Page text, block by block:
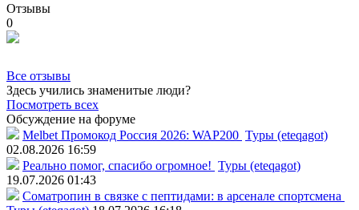
Отзывы
0
Все отзывы
Здесь учились знаменитые люди?
Посмотреть всех
Обсуждение на форуме
Melbet Промокод Россия 2026: WAP200 Туры (eteqagot)
02.08.2026 16:59
Реально помог, спасибо огромное! Туры (eteqagot)
19.07.2026 01:43
Соматропин в связке с пептидами: в арсенале спортсмена